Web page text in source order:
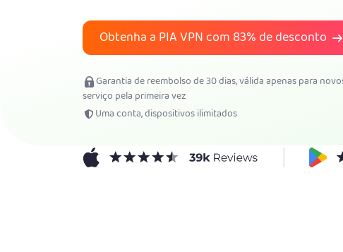
Obtenha a PIA VPN com83%de desconto
Garantia de reembolso de 30 dias, válida apenas para
serviço pela primeira vez
Uma conta, dispositivos ilimitados